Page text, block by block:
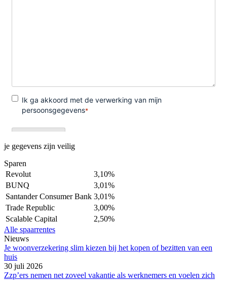
je gegevens zijn veilig
Sparen
Revolut
3,10%
BUNQ
3,01%
Santander Consumer Bank 3,01%
Trade Republic
3,00%
Scalable Capital
2,50%
Alle spaarrentes
Nieuws
Je woonverzekering slim kiezen bij het kopen of bezitten van een
huis
30 juli 2026
Zzp’ers nemen net zoveel vakantie als werknemers en voelen zich